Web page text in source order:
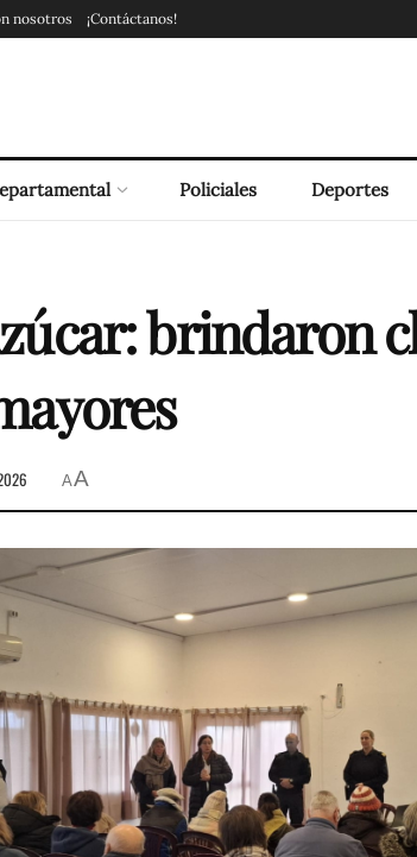
nosotros ¡Contáctanos!
Policiales Deportes
brindaron
AA